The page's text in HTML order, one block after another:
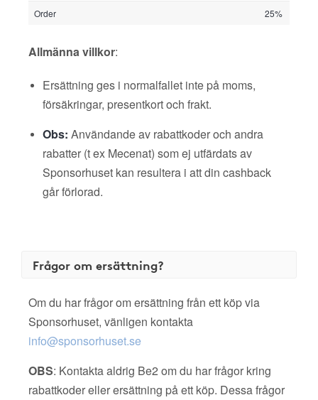
Order 25%
Allmänna villkor:
Ersättning ges i normalfallet inte på moms,
försäkringar, presentkort och frakt.
Obs: Användande av rabattkoder och andra
rabatter (t ex Mecenat) som ej utfärdats av
Sponsorhuset kan resultera i att din cashback
går förlorad.
Frågor om ersättning?
Om du har frågor om ersättning från ett köp via
Sponsorhuset, vänligen kontakta
info@sponsorhuset.se
OBS: Kontakta aldrig Be2 om du har frågor kring
rabattkoder eller ersättning på ett köp. Dessa frågor